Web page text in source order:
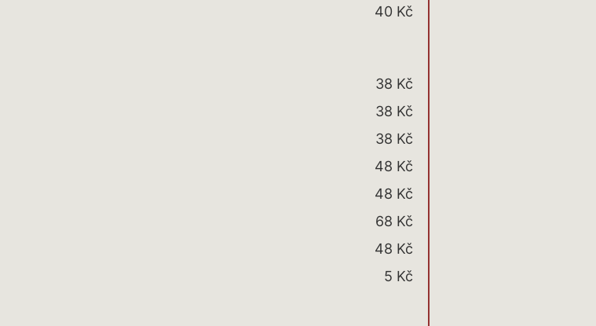
40 Kč
38 Kč
38 Kč
38 Kč
48 Kč
48 Kč
68 Kč
48 Kč
5 Kč